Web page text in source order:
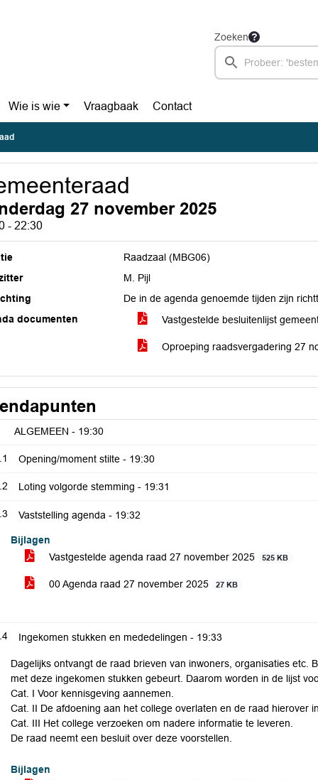
Zoeken
Wie is wie Vraagbaak Contact
27 november 2025
- 22:30
Raadzaal (MBG06)
M. Pijl
De in de agenda genoemde tijden zijn
documenten
Vastgestelde besluitenlijst
Oproeping raadsvergadering 27
ALGEMEEN - 19:30
Opening/moment stilte - 19:30
Loting volgorde stemming - 19:31
Vaststelling agenda - 19:32
Bijlagen
Vastgestelde agenda raad 27 november 2025
525 KB
00 Agenda raad 27 november 2025 27 KB
Ingekomen stukken en mededelingen - 19:33
Dagelijks ontvangt de raad brieven van inwoners, organisaties etc.
met deze ingekomen stukken gebeurt. Daarom worden in de lijst
Cat. I Voor kennisgeving aannemen.
Cat. II De afdoening aan het college overlaten en de raad hierover
Cat. III Het college verzoeken om nadere informatie te leveren.
De raad neemt een besluit over deze voorstellen.
Bijlagen